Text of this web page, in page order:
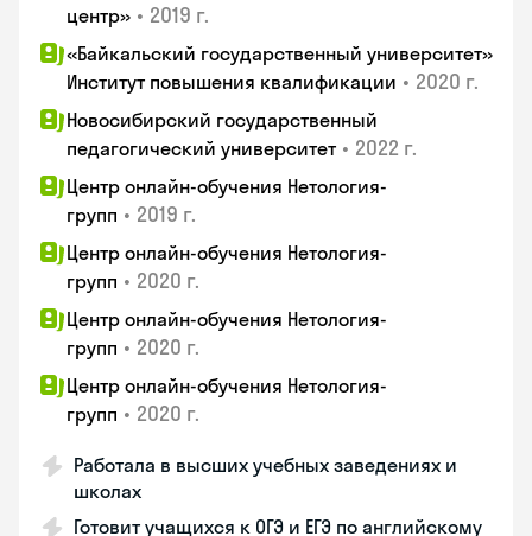
центр» • 2019 г.
«Байкальский государственный университет»
Институт повышения квалификации • 2020 г.
Новосибирский государственный
педагогический университет • 2022 г.
Центр онлайн-обучения Нетология-
групп • 2019 г.
Центр онлайн-обучения Нетология-
групп • 2020 г.
Центр онлайн-обучения Нетология-
групп • 2020 г.
Центр онлайн-обучения Нетология-
групп • 2020 г.
Работала в высших учебных заведениях и
школах
Готовит учащихся к ОГЭ и ЕГЭ по английскому